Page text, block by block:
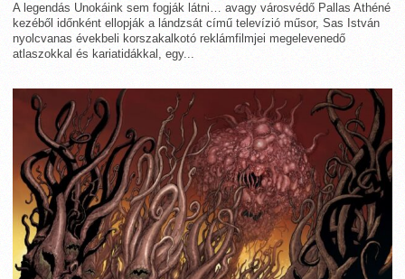
A legendás Unokáink sem fogják látni… avagy városvédő Pallas Athéné
kezéből időnként ellopják a lándzsát című televízió műsor, Sas István
nyolcvanas évekbeli korszakalkotó reklámfilmjei megelevenedő
atlaszokkal és kariatidákkal, egy...